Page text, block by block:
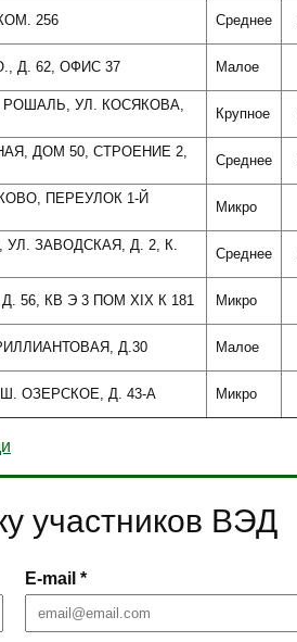
256 Среднее
Д. 62, ОФИС 37 Малое
РОШАЛЬ, УЛ. КОСЯКОВА,
Крупное
ДОМ 50, СТРОЕНИЕ 2,
Среднее
ПЕРЕУЛОК 1-Й
Микро
ЗАВОДСКАЯ, Д. 2, К.
Среднее
56, КВ Э 3 ПОМ XIX К 181 Микро
Д.30 Малое
ОЗЕРСКОЕ, Д. 43-А Микро
участников ВЭД
E-mail *